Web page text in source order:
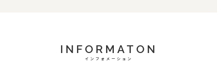
INFORMATON
インフォメーション